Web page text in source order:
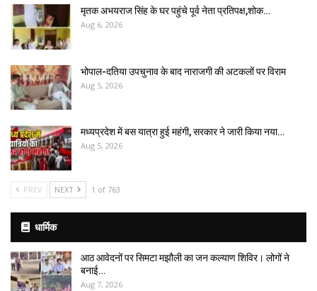
मृतक अभयराज सिंह के घर पहुंचे पूर्व नेता प्रतिपक्ष,शोक…
Aug 6, 2026
भोपाल-दतिया उपचुनाव के बाद नाराजगी की अटकलों पर विराम
Aug 5, 2026
मध्यप्रदेश में बस यात्रा हुई महंगी, सरकार ने जारी किया नया…
Aug 5, 2026
PREV NEXT 1 of 763
धार्मिक
आठ आवेदनों पर सिमटा मझौली का जन कल्याण शिविर। लोगों ने
बनाई…
Aug 7, 2026